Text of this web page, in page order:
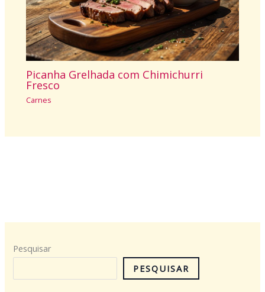
Picanha Grelhada com Chimichurri
Fresco
Carnes
Pesquisar
PESQUISAR